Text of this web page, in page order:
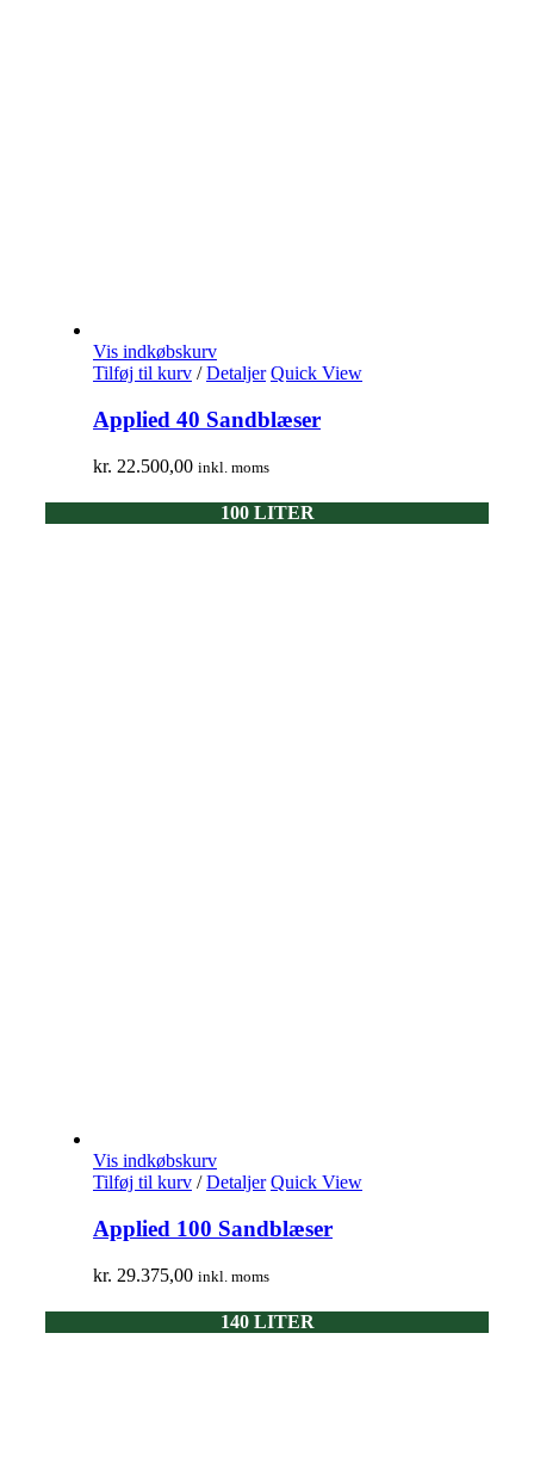
Vis indkøbskurv
Tilføj til kurv/ Detaljer Quick View
Applied 40 Sandblæser
kr. 22.500,00 inkl. moms
100 LITER
Vis indkøbskurv
Tilføj til kurv/ Detaljer Quick View
Applied 100 Sandblæser
kr. 29.375,00 inkl. moms
140 LITER